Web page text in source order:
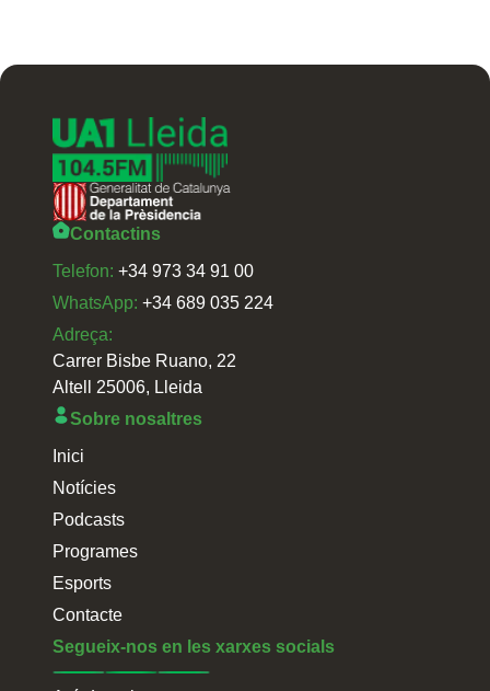
Contactins
Telefon: +34 973 34 91 00
WhatsApp: +34 689 035 224
Adreça:
Carrer Bisbe Ruano, 22
Altell 25006, Lleida
Sobre nosaltres
Inici
Notícies
Podcasts
Programes
Esports
Contacte
Segueix-nos en les xarxes socials